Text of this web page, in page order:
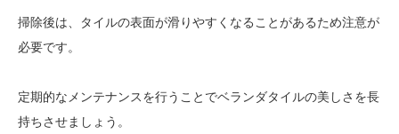
掃除後は、タイルの表面が滑りやすくなることがあるため注意が
必要です。
定期的なメンテナンスを行うことでベランダタイルの美しさを長
持ちさせましょう。